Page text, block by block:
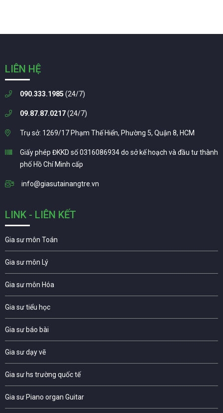
LIÊN HỆ
090.333.1985 (24/7)
09.87.87.0217(24/7)
Trụ sở: 1269/17 Phạm Thế Hiển, Phường 5, Quận 8, HCM
Giấy phép ĐKKD số 0316086934 do sở kế hoạch và đầu tư thành
phố Hồ Chí Minh cấp
info@giasutainangtre.vn
LINK - LIÊN KẾT
Gia sư môn Toán
Gia sư môn Lý
Gia sư môn Hóa
Gia sư tiểu học
Gia sư báo bài
Gia sư dạy vẽ
Gia sư hs trường quốc tế
Gia sư Piano organ Guitar